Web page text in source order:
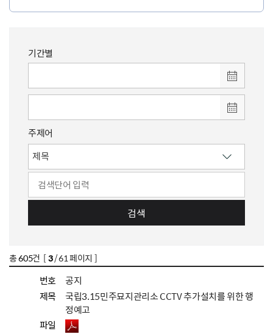
기간별
주제어
검색
총605건 [3/ 61 페이지 ]
번호
공지
제목
국립3.15민주묘지관리소 CCTV 추가설치를 위한 행
정예고
파일